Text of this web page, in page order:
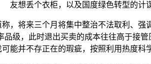
友想丢个衣柜，以及国度绿色转型的计
将来三个月将集中整治不法取利、强
级，此时退出买卖的成本往往高于接
能并不存正在的瑕疵，按照利用热度科